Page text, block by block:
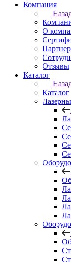
Компания
О
Отзывы
Каталог
Каталог